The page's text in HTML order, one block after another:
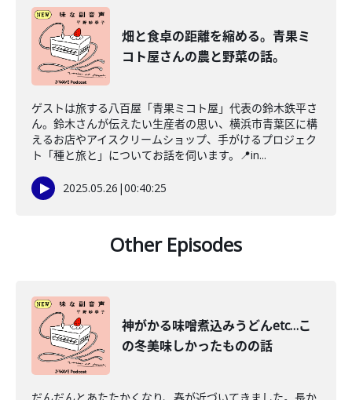
畑と食卓の距離を縮める。青果ミ
コト屋さんの農と野菜の話。
ゲストは旅する八百屋「青果ミコト屋」代表の鈴木鉄平さ
ん。鈴木さんが伝えたい生産者の思い、横浜市青葉区に構
えるお店やアイスクリームショップ、手がけるプロジェク
ト「種と旅と」についてお話を伺います。📍in...
2025.05.26 |00:40:25
Other Episodes
神がかる味噌煮込みうどんetc…こ
の冬美味しかったものの話